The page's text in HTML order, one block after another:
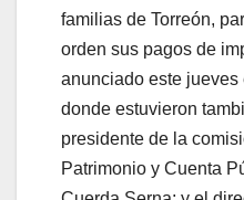
familias de Torreón,
orden sus pagos de
anunciado este jueves
donde estuvieron
presidente de la
Patrimonio y Cuenta